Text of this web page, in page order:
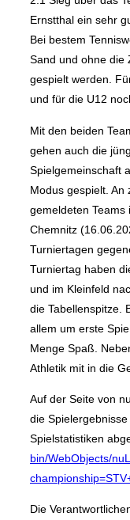
Ernstthal ein sehr
Bei bestem
Sand und ohne die
gespielt werden.
und für die U12
Mit den beiden
gehen auch die
Spielgemeinschaft
Modus gespielt. An
gemeldeten Teams
Chemnitz
Turniertagen
Turniertag haben
und im Kleinfeld
die Tabellenspitze.
allem um erste
Menge Spaß.
Athletik mit in die
Auf der Seite von
die
Spielstatistiken
bin/WebObjects/
Die